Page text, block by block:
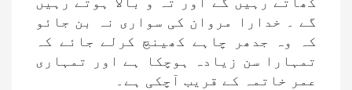
گے ۔ خدارا مروان کی سواری نہ بن جائو
کہ وہ جدھر چاہے کھینچ کرلے جائے کہ
تمہارا سن زیادہ ہوچکا ہے اور تمہاری
عمر خاتمہ کے قریب آچکی ہے۔